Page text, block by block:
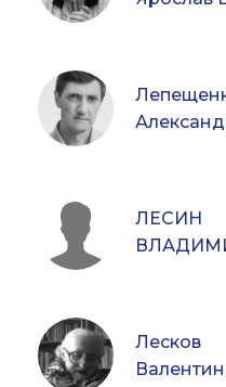
ЛЕСИН
Лесков